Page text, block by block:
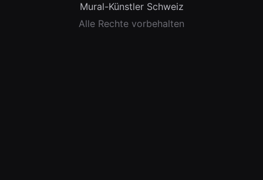
Mural-Künstler Schweiz
Alle Rechte vorbehalten